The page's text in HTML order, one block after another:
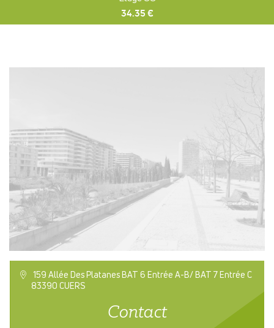
34.35 €
a
159 Allée Des Platanes BAT 6 Entrée A-B/ BAT 7 Entrée C
83390 CUERS
Contact